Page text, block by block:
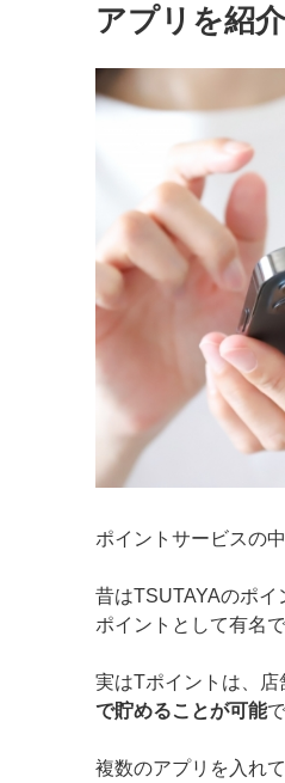
アプリを紹介
ポイントサービスの
昔はTSUTAYAのポ
ポイントとして有名で
実はTポイントは、店
で貯めることが可能
複数のアプリを入れ